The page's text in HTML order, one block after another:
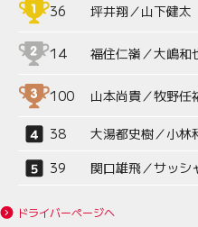
36 坪井翔／山下健太
14 福住仁嶺／大嶋和
100 山本尚貴／牧野任
38 大湯都史樹／小林
39
関口雄飛／サッシ
ドライバーページへ